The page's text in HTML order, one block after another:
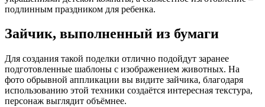
подлинным праздником для ребенка.
Зайчик, выполненный из бумаги
Для создания такой поделки отлично подойдут заранее
подготовленные шаблоны с изображением животных. На
фото обрывной аппликации вы видите зайчика, благодаря
использованию этой техники создаётся интересная текстура,
персонаж выглядит объёмнее.